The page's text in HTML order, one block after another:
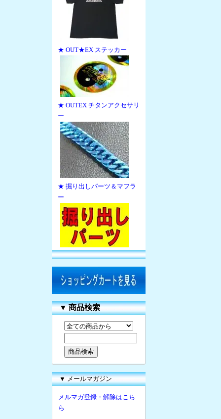
★ OUT★EX ステッカー
★ OUTEX チタンアクセサリ
ー
★ 掘り出しパーツ＆マフラ
ー
▼商品検索
▼ メールマガジン
メルマガ登録・解除はこち
ら